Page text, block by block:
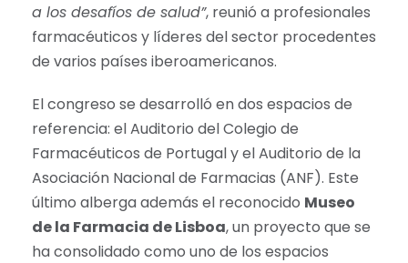
a los desafíos de salud”, reunió a profesionales
farmacéuticos y líderes del sector procedentes
de varios países iberoamericanos.
El congreso se desarrolló en dos espacios de
referencia: el Auditorio del Colegio de
Farmacéuticos de Portugal y el Auditorio de la
Asociación Nacional de Farmacias (ANF). Este
último alberga además el reconocido Museo
de la Farmacia de Lisboa, un proyecto que se
ha consolidado como uno de los espacios